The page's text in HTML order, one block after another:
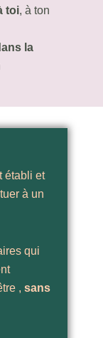
toi, à ton
la
établi et
à un
qui
, sans